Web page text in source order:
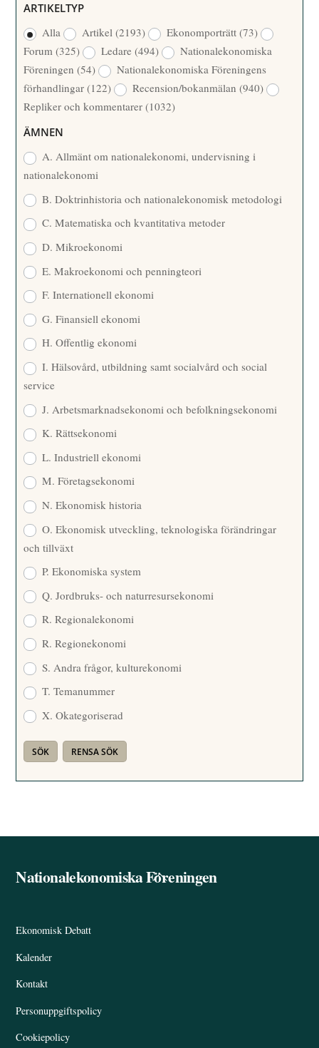
/
Å
R
R
F
A
T
T
A
R
ARTIKELTYP
Alla
Artikel(2193) Ekonomporträtt(73)
Forum(325) Ledare(494)
Nationalekonomiska
Föreningen(54)
Nationalekonomiska Föreningens
förhandlingar(122) Recension/bokanmälan(940)
Repliker och kommentarer(1032)
ÄMNEN
A. Allmänt om nationalekonomi, undervisning i
nationalekonomi
B. Doktrinhistoria och nationalekonomisk metodologi
C. Matematiska och kvantitativa metoder
D. Mikroekonomi
E. Makroekonomi och penningteori
F. Internationell ekonomi
G. Finansiell ekonomi
H. Offentlig ekonomi
I. Hälsovård, utbildning samt socialvård och social
service
J. Arbetsmarknadsekonomi och befolkningsekonomi
K. Rättsekonomi
L. Industriell ekonomi
M. Företagsekonomi
N. Ekonomisk historia
O. Ekonomisk utveckling, teknologiska förändringar
och tillväxt
P. Ekonomiska system
Q. Jordbruks- och naturresursekonomi
R. Regionalekonomi
R. Regionekonomi
S. Andra frågor, kulturekonomi
T. Temanummer
X. Okategoriserad
Back
Nationalekonomiska Föreningen
Ekonomisk Debatt
Kalender
Kontakt
Personuppgiftspolicy
Cookiepolicy